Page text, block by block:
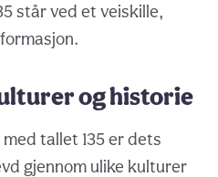
står ved et veiskille,
og historie
tallet 135 er dets
gjennom ulike kulturer